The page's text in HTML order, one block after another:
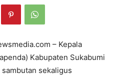
– Kepala
Kabupaten Sukabumi
sekaligus